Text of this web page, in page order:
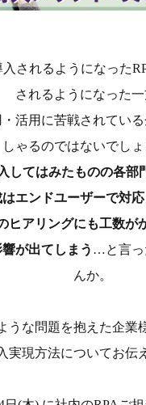
されるようになった
されるようになった一
活用に苦戦されてい
しゃるのではないでしょ
してはみたものの各部
エンドユーザーで対
ヒアリングにも工数が
が出てしまう …と言っ
んか。
うな問題を抱えた企業
実現方法についてお伝